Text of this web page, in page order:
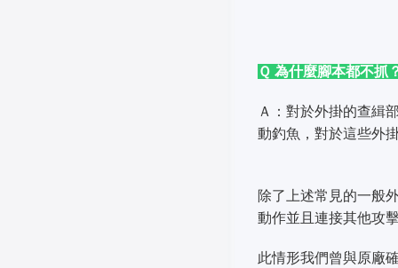
Ｑ 為什麼腳本都不抓
Ａ：對於外掛的查緝
動釣魚，對於這些外
除了上述常見的一般
動作並且連接其他攻
此情形我們曾與原廠